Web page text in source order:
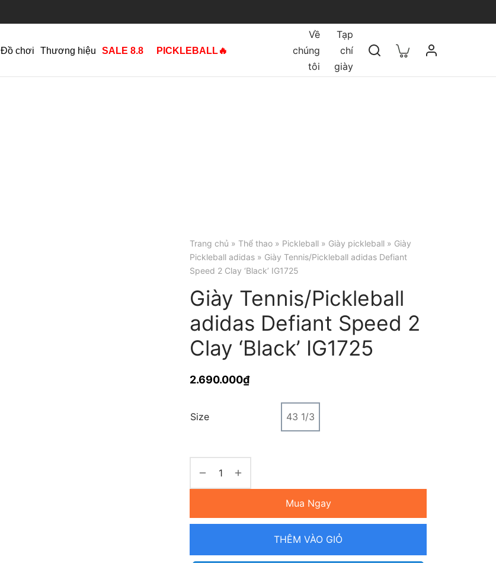
Đồ chơi Thương hiệu SALE 8.8 PICKLEBALL🔥
Về
chúng
tôi
Tạp
chí
giày
Trang chủ » Thể thao » Pickleball » Giày pickleball » Giày
Pickleball adidas » Giày Tennis/Pickleball adidas Defiant
Speed 2 Clay ‘Black’ IG1725
Giày Tennis/Pickleball
adidas Defiant Speed 2
Clay ‘Black’ IG1725
2.690.000₫
Size 43 1/3
Mua Ngay
THÊM VÀO GIỎ